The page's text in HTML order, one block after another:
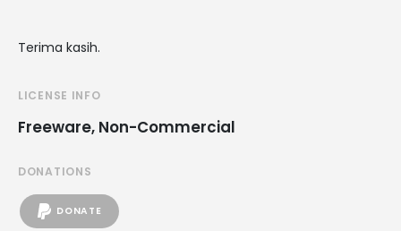
Terima kasih.
LICENSE INFO
Freeware, Non-Commercial
DONATIONS
DONATE